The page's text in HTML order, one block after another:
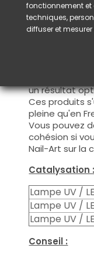
Cette couleur
manière fine,
nécessaire de
cohésion) ou
Ce produit
fermez le
appliquez la
un résultat
Ces produits
pleine qu'en
Vous pouvez
cohésion si
Nail-Art sur la
Catalysation :
Lampe UV /
Lampe UV /
Lampe UV /
Conseil :
fonctionnement et
techniques,
diffuser et